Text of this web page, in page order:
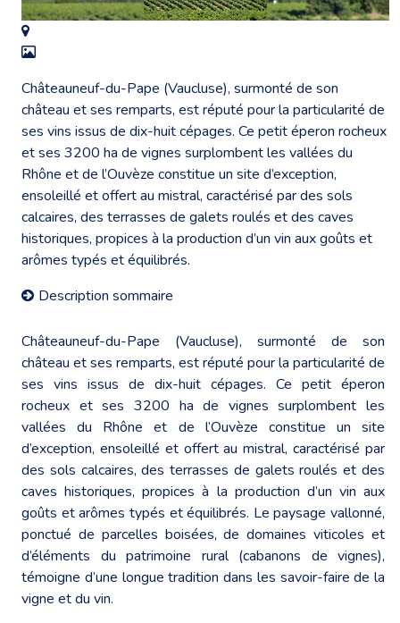
Châteauneuf-du-Pape (Vaucluse), surmonté de son
château et ses remparts, est réputé pour la particularité de
ses vins issus de dix-huit cépages. Ce petit éperon rocheux
et ses 3200 ha de vignes surplombent les vallées du
Rhône et de l’Ouvèze constitue un site d’exception,
ensoleillé et offert au mistral, caractérisé par des sols
calcaires, des terrasses de galets roulés et des caves
historiques, propices à la production d’un vin aux goûts et
arômes typés et équilibrés.
Description sommaire
Châteauneuf-du-Pape (Vaucluse), surmonté de son
château et ses remparts, est réputé pour la particularité de
ses vins issus de dix-huit cépages. Ce petit éperon
rocheux et ses 3200 ha de vignes surplombent les
vallées du Rhône et de l’Ouvèze constitue un site
d’exception, ensoleillé et offert au mistral, caractérisé par
des sols calcaires, des terrasses de galets roulés et des
caves historiques, propices à la production d’un vin aux
goûts et arômes typés et équilibrés. Le paysage vallonné,
ponctué de parcelles boisées, de domaines viticoles et
d’éléments du patrimoine rural (cabanons de vignes),
témoigne d’une longue tradition dans les savoir-faire de la
vigne et du vin.